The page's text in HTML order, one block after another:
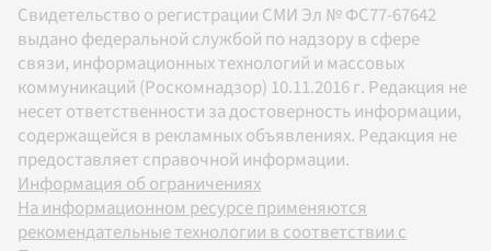
Свидетельство о регистрации СМИ Эл № ФС77-67642
выдано федеральной службой по надзору в сфере
связи, информационных технологий и массовых
коммуникаций (Роскомнадзор) 10.11.2016 г. Редакция не
несет ответственности за достоверность информации,
содержащейся в рекламных объявлениях. Редакция не
предоставляет справочной информации.
Информация об ограничениях
На информационном ресурсе применяются
рекомендательные технологии в соответствии с